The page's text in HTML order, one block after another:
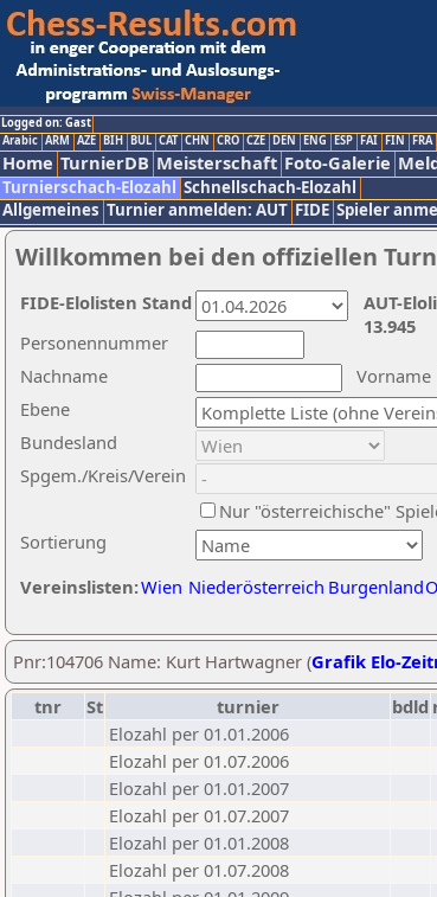
Logged on: Gast
Arabic ARM AZE BIH BUL CAT CHN CRO CZE DEN ENG ESP FAI FIN FRA
Home TurnierDB Meisterschaft Foto-Galerie
Turnierschach-Elozahl Schnellschach-Elozahl
Allgemeines Turnier anmelden: AUT FIDE Spieler
Willkommen bei den offiziellen
Nachname
Vorname
Ebene
Sortierung
Personennummer
Bundesland
Spgem./Kreis/Verein
Nur "österreichische"
Vereinslisten:Wien Niederösterreich Burgenland
AUT-
13.945
FIDE-Elolisten Stand
Pnr:104706 Name: Kurt Hartwagner (Grafik Elo-
tnr
St turnier bdld
Elozahl per 01.01.2006
Elozahl per 01.07.2006
Elozahl per 01.01.2007
Elozahl per 01.07.2007
Elozahl per 01.01.2008
Elozahl per 01.07.2008